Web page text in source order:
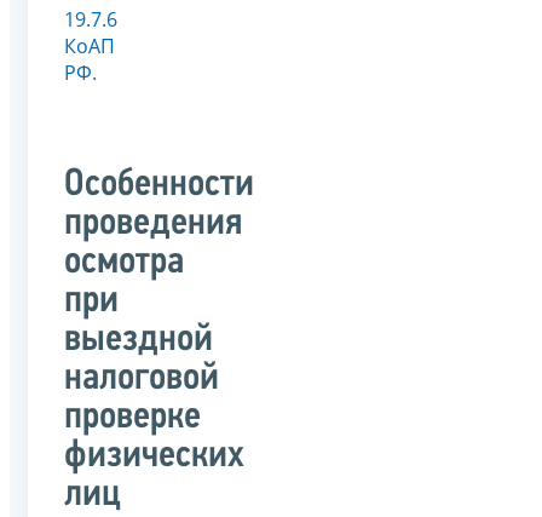
19.7.6
КоАП
РФ.
Особенности
проведения
осмотра
при
выездной
налоговой
проверке
физических
лиц